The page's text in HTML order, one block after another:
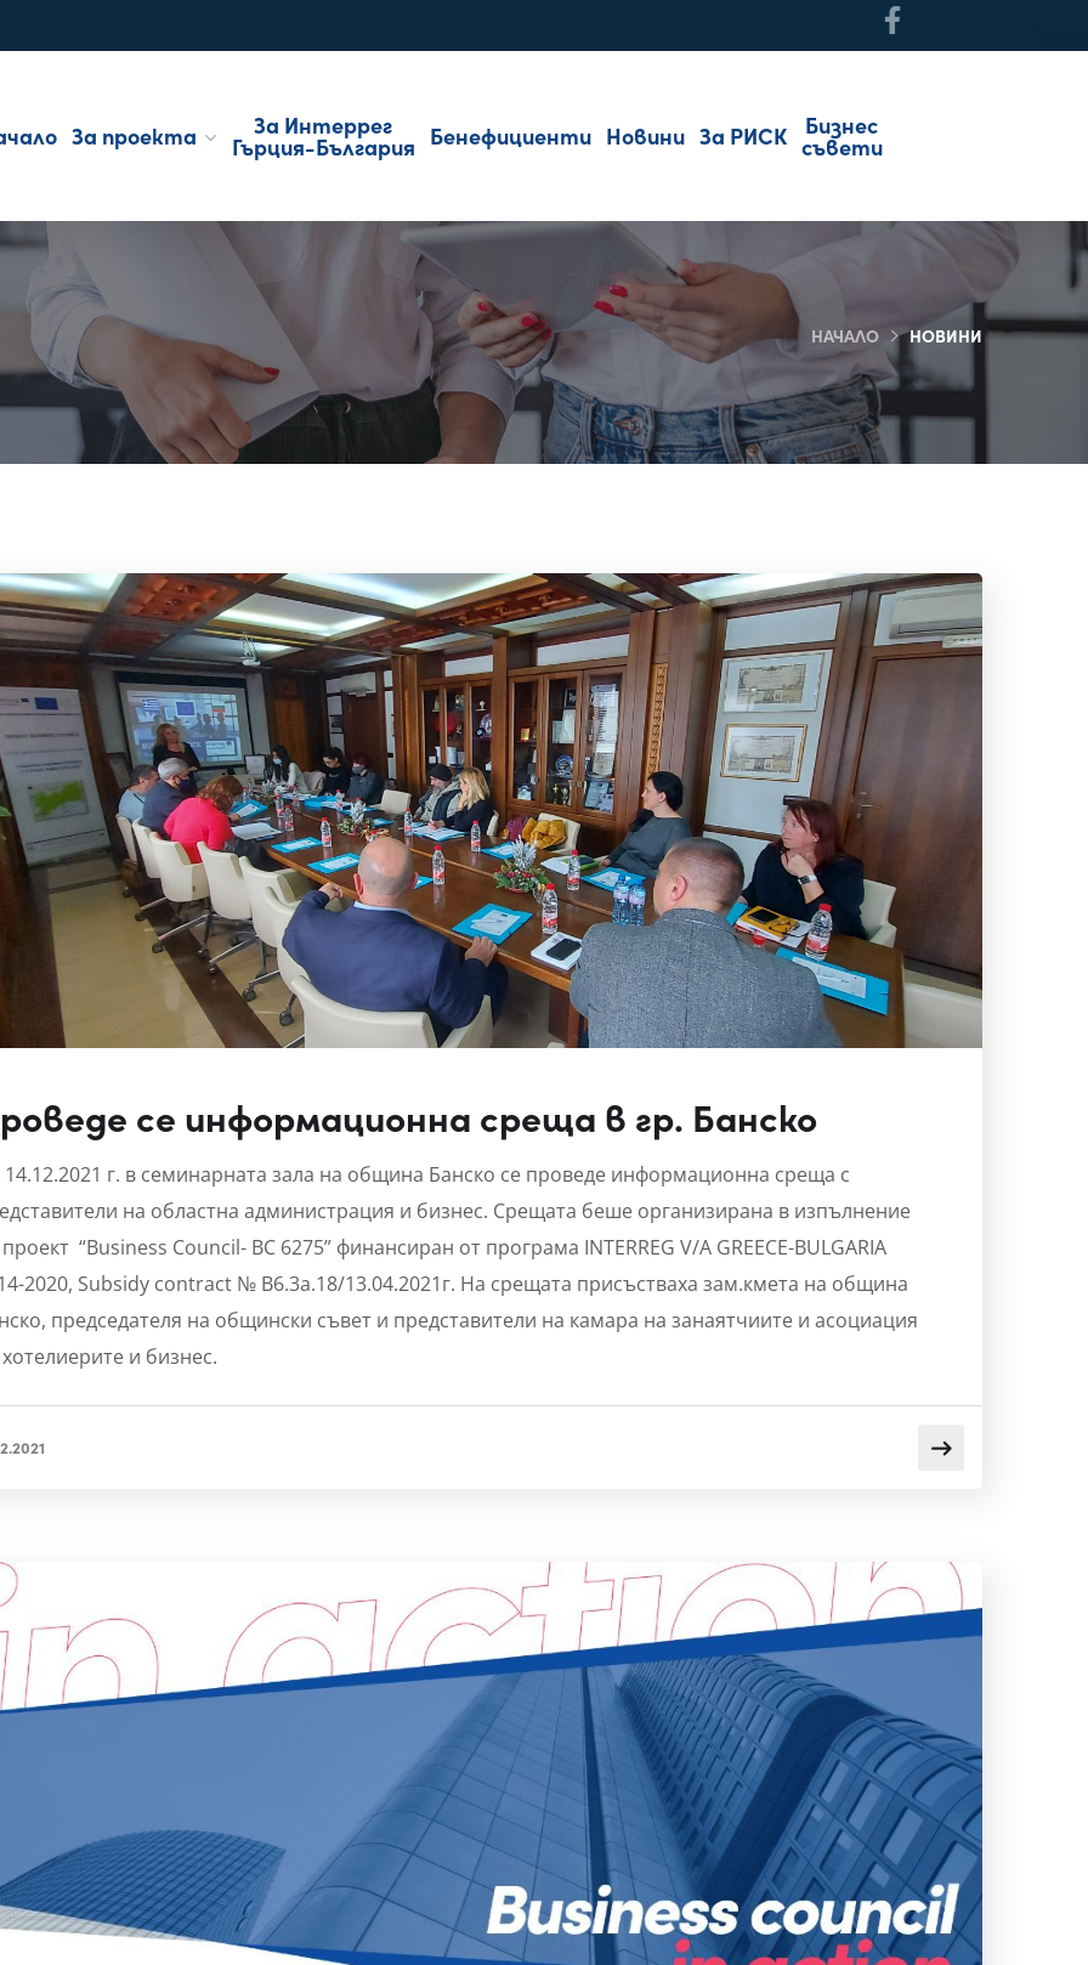
За проекта За Интеррег
Гърция-България Бенефициенти Новини За РИСК Бизнес
съвети
НАЧАЛО НОВИНИ
се информационна среща в гр. Банско
г. в семинарната зала на община Банско се проведе информационна среща с
на областна администрация и бизнес. Срещата беше организирана в изпълнение
“Business Council- BC 6275” финансиран от програма INTERREG V/A GREECE-BULGARIA
2020, Subsidy contract № B6.3a.18/13.04.2021г. На срещата присъстваха зам.кмета на община
председателя на общински съвет и представители на камара на занаятчиите и асоциация
и бизнес.